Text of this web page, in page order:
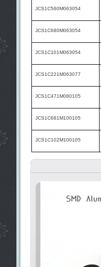
JCS1C560M063054
JCS1C680M063054
JCS1C101M063054
JCS1C221M063077
JCS1C471M080105
JCS1C681M100105
JCS1C102M100105